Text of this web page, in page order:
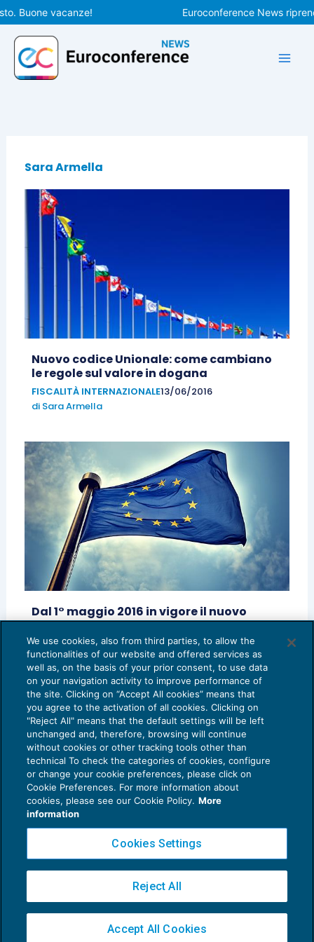
Vai
al
contenuto
Buone vacanze! Euroconference News
Sara Armella
Nuovo codice Unionale: come cambiano
le regole sul valore in dogana
FISCALITÀ INTERNAZIONALE13/06/2016
di Sara Armella
Dal 1° maggio 2016 in vigore il nuovo
codice doganale dell’Unione
FISCALITÀ INTERNAZIONALE06/06/2016
diSara Armella
Privacy Policy
Cookie Policy
Copyright 2016 ©Gruppo Euroconference S.p.A.v2.32.4
Piazza Luigi Einaudi, 10N01 - 20124 Milano - info@ecnews.it
02776120236
We use cookies, also from third parties, to allow the
functionalities of our website and offered services as
well as, on the basis of your prior consent, to use data
on your navigation activity to improve performance of
the site. Clicking on “Accept All cookies” means that
you agree to the activation of all cookies. Clicking on
"Reject All" means that the default settings will be left
unchanged and, therefore, browsing will continue
without cookies or other tracking tools other than
technical To check the categories of cookies, configure
or change your cookie preferences, please click on
Cookie Preferences. For more information about
cookies, please see our Cookie Policy. More
information
Cookies Settings
Reject All
Accept All Cookies